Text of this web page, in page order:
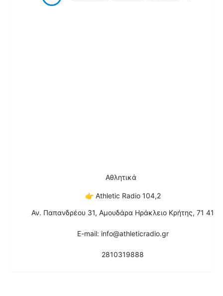
Αθλητικά
👉 Athletic Radio 104,2
Αν. Παπανδρέου 31, Αμουδάρα Ηράκλειο Κρήτης, 71 41
E-mail: info@athleticradio.gr
2810319888